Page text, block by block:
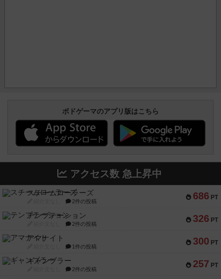
ボドゲーマのアプリ版はこちら
アクセス数 急上昇中
686 PT
スチームローラーズ
2件の投稿
326 PT
テンプテーション
2件の投稿
300 PT
アマナイト
1件の投稿
257 PT
ギャンブラー
2件の投稿